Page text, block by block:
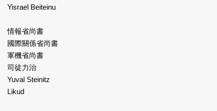
Yisrael Beiteinu
情報省尚書
國際關係省尚書
軍機省尚書
司徒力治
Yuval Steinitz
Likud